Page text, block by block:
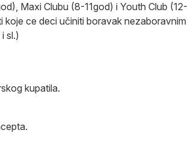
Maxi Clubu (8-11god) i Youth Club (12-
ce deci učiniti boravak nezaboravnim
sl.)
kupatila.